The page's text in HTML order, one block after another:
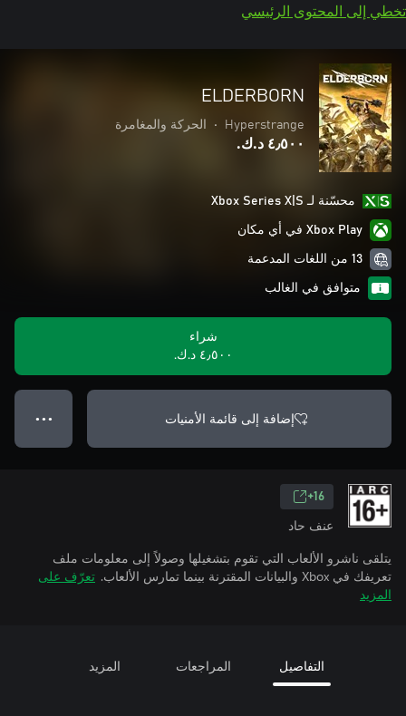
تخطي إلى المحتوى الرئيسي
ELDERBORN
Hyperstrange
• الحركة والمغامرة
٤٫٥٠٠ د.ك.‏
محسّنة لـ Xbox Series X|S
Xbox Play في أي مكان
13 من اللغات المدعمة
متوافق في الغالب
شراء
٤٫٥٠٠ د.ك.‏
إضافة إلى قائمة الأمنيات ● ● ●
16+
عنف حاد
يتلقى ناشرو الألعاب التي تقوم بتشغيلها وصولاً إلى معلومات ملف
تعريفك في Xbox والبيانات المقترنة بينما تمارس الألعاب.
تعرّف على
المزيد
التفاصيل المراجعات المزيد